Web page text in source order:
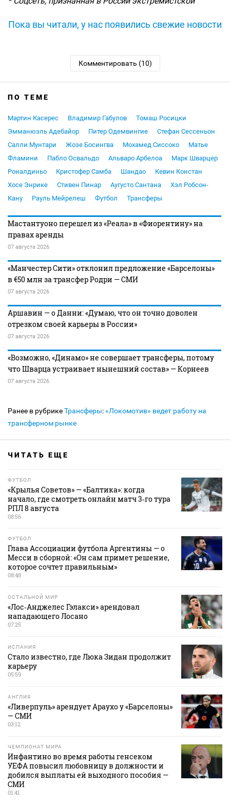
Пока вы читали, у нас появились свежие новости
Комментировать (10)
ПО ТЕМЕ
Мартин Касерес Владимир Габулов
Томаш Росицки
Эмманюэль Адебайор
Питер Одемвингие
Стефан Сессеньон
Салли Мунтари
Жозе Босингва Мохамед Сиссоко
Матье
Фламини
Пабло Освальдо Альваро Арбелоа
Марк Шварцер
Роналдиньо
Кристофер Самба Шандао
Кевин Констан
Хосе Энрике
Стивен Пинар Аугусто Сантана
Хэл Робсон-
Кану
Рауль Мейрелеш Футбол Трансферы
Мастантуоно перешел из «Реала» в «Фиорентину» на
правах аренды
07 августа 2026
«Манчестер Сити» отклонил предложение «Барселоны»
в €50 млн за трансфер Родри — СМИ
07 августа 2026
Аршавин — о Данни: «Думаю, что он точно доволен
отрезком своей карьеры в России»
07 августа 2026
«Возможно, «Динамо» не совершает трансферы, потому
что Шварца устраивает нынешний состав» — Корнеев
07 августа 2026
Ранее в рубрикеТрансферы:«Локомотив» ведет работу на
трансферном рынке
ЧИТАТЬ ЕЩЕ
ФУТБОЛ
«Крылья Советов» — «Балтика»: когда
начало, где смотреть онлайн матч 3‑го тура
РПЛ 8 августа
08:56
ФУТБОЛ
Глава Ассоциации футбола Аргентины — о
Месси в сборной: «Он сам примет решение,
которое сочтет правильным»
08:48
ОСТАЛЬНОЙ МИР
«Лос‑Анджелес Гэлакси» арендовал
нападающего Лосано
07:25
ИСПАНИЯ
Стало известно, где Люка Зидан продолжит
карьеру
05:59
АНГЛИЯ
«Ливерпуль» арендует Араухо у «Барселоны»
— СМИ
03:12
ЧЕМПИОНАТ МИРА
Инфантино во время работы генсеком
УЕФА повысил любовницу в должности и
добился выплаты ей выходного пособия —
СМИ
01:41